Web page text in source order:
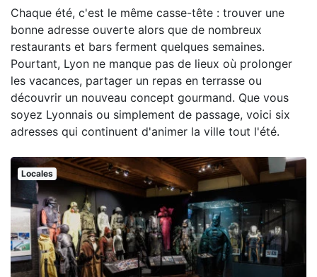
Chaque été, c'est le même casse-tête : trouver une
bonne adresse ouverte alors que de nombreux
restaurants et bars ferment quelques semaines.
Pourtant, Lyon ne manque pas de lieux où prolonger
les vacances, partager un repas en terrasse ou
découvrir un nouveau concept gourmand. Que vous
soyez Lyonnais ou simplement de passage, voici six
adresses qui continuent d'animer la ville tout l'été.
Locales